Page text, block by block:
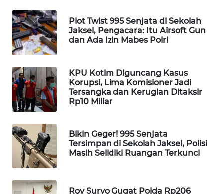
Plot Twist 995 Senjata di Sekolah
Jaksel, Pengacara: Itu Airsoft Gun
dan Ada Izin Mabes Polri
KPU Kotim Diguncang Kasus
Korupsi, Lima Komisioner Jadi
Tersangka dan Kerugian Ditaksir
Rp10 Miliar
Bikin Geger! 995 Senjata
Tersimpan di Sekolah Jaksel, Polisi
Masih Selidiki Ruangan Terkunci
Roy Suryo Gugat Polda Rp206
LAPAK
WAHANA
Wahana
Network
KONSUMEN
LISTRIK
MASYARAKAT
KELISTRIKAN
ID